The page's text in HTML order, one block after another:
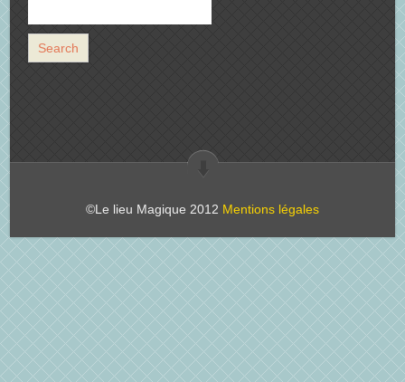
©Le lieu Magique 2012 Mentions légales